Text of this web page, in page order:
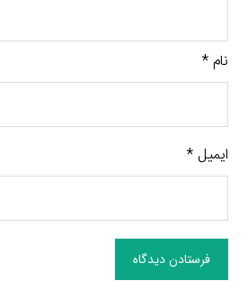
نام*
ایمیل*
فرستادن دیدگاه